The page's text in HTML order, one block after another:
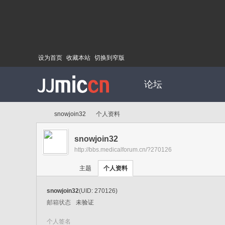
设为首页 收藏本站 切换到窄版
论坛
›
snowjoin32 个人资料
snowjoin32
http://bbs.medicalforum.cn/?270126
主题 个人资料
snowjoin32(UID: 270126)
邮箱状态
未验证
个人签名